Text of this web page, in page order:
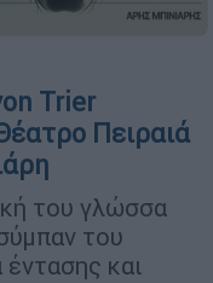
Trier
Πειραιά
του γλώσσα
του
και